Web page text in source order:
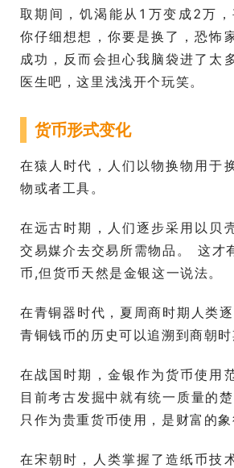
取期间，饥渴能从1万变成2万
你仔细想想，你要是换了，恐怖
成功，反而会担心我脑袋进了太
医生吧，这里浅浅开个玩笑。
货币形式变化
在猿人时代，人们以物换物用于
物或者工具。
在远古时期，人们逐步采用以贝
交易媒介去交易所需物品。 这才
币,但货币天然是金银这一说法。
在青铜器时代，夏周商时期人类
青铜钱币的历史可以追溯到商朝时
在战国时期，金银作为货币使用
目前考古发掘中就有统一质量的
只作为贵重货币使用，是财富的象
在宋朝时，人类掌握了造纸币技